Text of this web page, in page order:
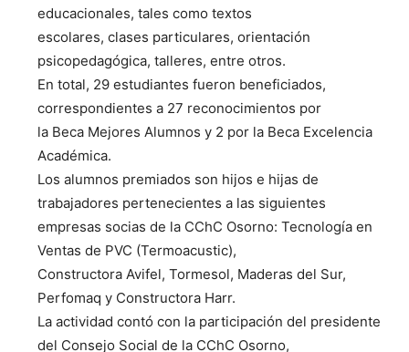
educacionales, tales como textos
escolares, clases particulares, orientación
psicopedagógica, talleres, entre otros.
En total, 29 estudiantes fueron beneficiados,
correspondientes a 27 reconocimientos por
la Beca Mejores Alumnos y 2 por la Beca Excelencia
Académica.
Los alumnos premiados son hijos e hijas de
trabajadores pertenecientes a las siguientes
empresas socias de la CChC Osorno: Tecnología en
Ventas de PVC (Termoacustic),
Constructora Avifel, Tormesol, Maderas del Sur,
Perfomaq y Constructora Harr.
La actividad contó con la participación del presidente
del Consejo Social de la CChC Osorno,